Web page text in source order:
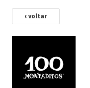
‹ voltar